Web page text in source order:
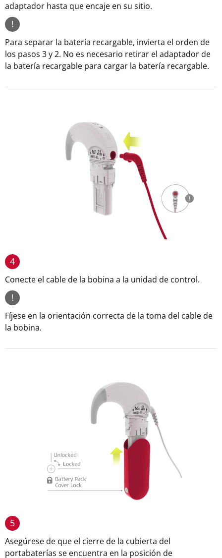
adaptador hasta que encaje en su sitio.
!
Para separar la batería recargable, invierta el orden de
los pasos 3 y 2. No es necesario retirar el adaptador de
la batería recargable para cargar la batería recargable.
4
Conecte el cable de la bobina a la unidad de control.
!
Fíjese en la orientación correcta de la toma del cable de
la bobina.
5
Asegúrese de que el cierre de la cubierta del
portabaterías se encuentra en la posición de